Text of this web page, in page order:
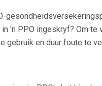
'n PPO ingeskryf? Om te
gebruik en duur foute te